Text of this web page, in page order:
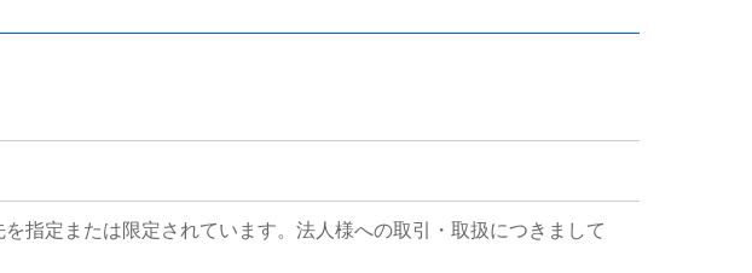
指定または限定されています。法人様への取引・取扱につきまして